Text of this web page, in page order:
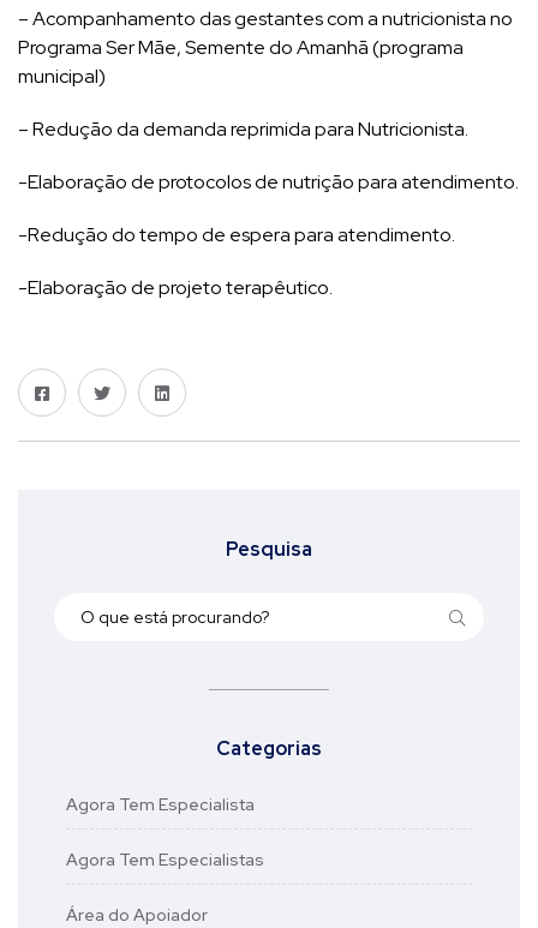
– Acompanhamento das gestantes com a nutricionista no
Programa Ser Mãe, Semente do Amanhã (programa
municipal)
– Redução da demanda reprimida para Nutricionista.
-Elaboração de protocolos de nutrição para atendimento.
-Redução do tempo de espera para atendimento.
-Elaboração de projeto terapêutico.
Pesquisa
Categorias
Agora Tem Especialista
Agora Tem Especialistas
Área do Apoiador